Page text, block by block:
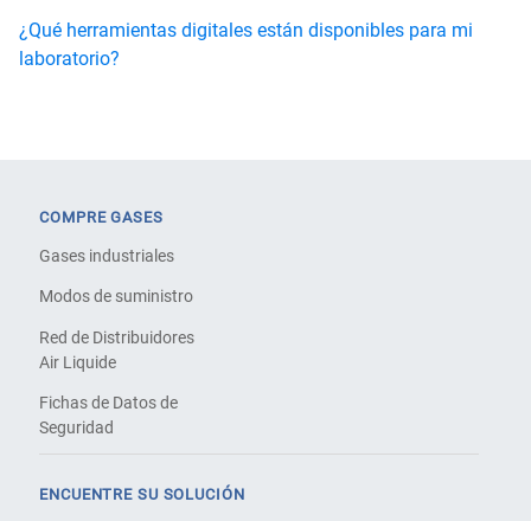
¿Qué herramientas digitales están disponibles para mi
laboratorio?
COMPRE GASES
Gases industriales
Modos de suministro
Red de Distribuidores
Air Liquide
Fichas de Datos de
Seguridad
ENCUENTRE SU SOLUCIÓN